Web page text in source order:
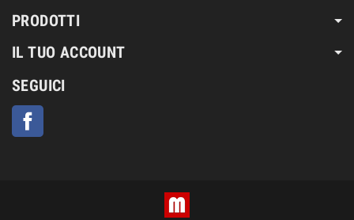
PRODOTTI
IL TUO ACCOUNT
SEGUICI